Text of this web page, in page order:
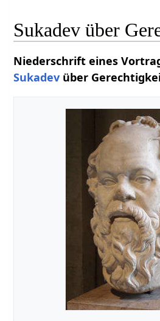
Sukadev über
Niederschrift eines
Sukadev über